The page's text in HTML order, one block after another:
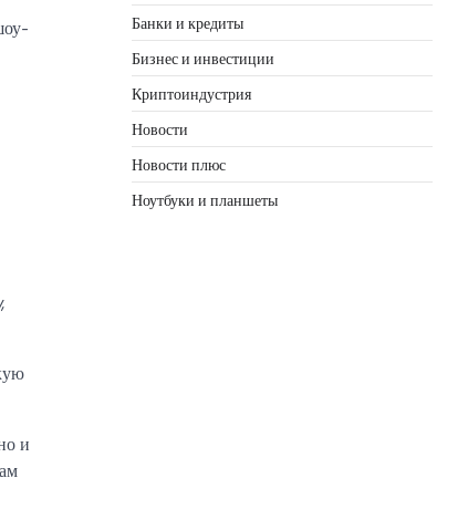
и
Банки и кредиты
Бизнес и инвестиции
Криптоиндустрия
Новости
Новости плюс
Ноутбуки и планшеты